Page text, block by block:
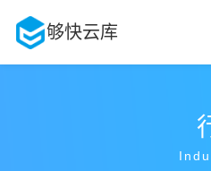
够快云库